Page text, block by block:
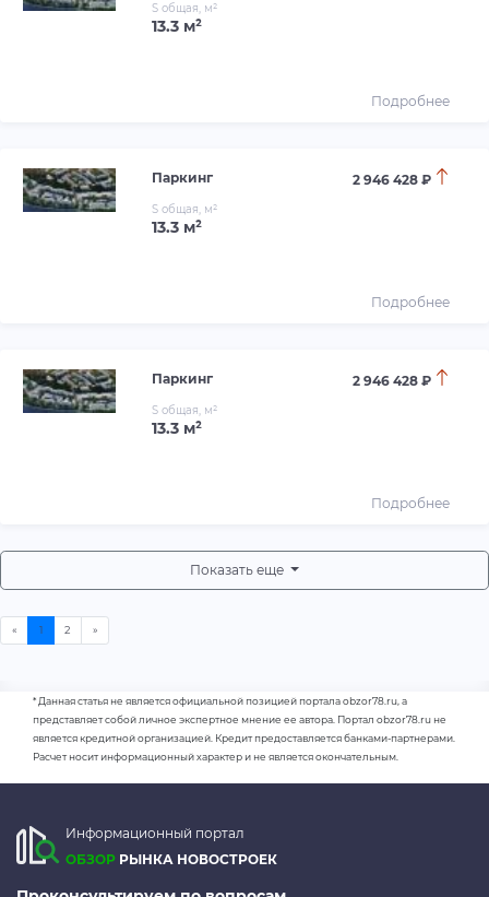
S общая, м²
13.3 м²
Подробнее
Паркинг 2 946 428 ₽
S общая, м²
13.3 м²
Подробнее
Паркинг 2 946 428 ₽
S общая, м²
13.3 м²
Подробнее
Показать еще
* Данная статья не является официальной позицией портала obzor78.ru, а
представляет собой личное экспертное мнение ее автора. Портал obzor78.ru не
является кредитной организацией. Кредит предоставляется банками-партнерами.
Расчет носит информационный характер и не является окончательным.
Информационный портал
ОБЗОР РЫНКА НОВОСТРОЕК